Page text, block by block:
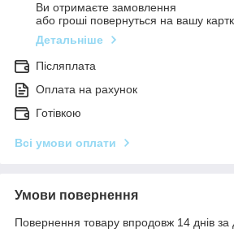
Ви отримаєте замовлення
або гроші повернуться на вашу
Детальніше
Післяплата
Оплата на рахунок
Готівкою
Всі умови оплати
Умови повернення
Повернення товару впродовж 14 днів за